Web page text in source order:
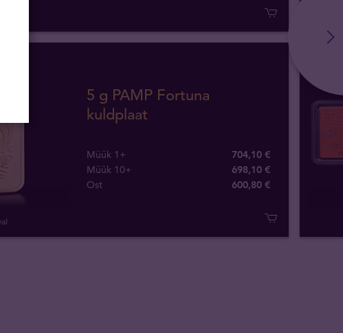
5 g PAMP Fortuna
kuldplaat
Müük 1+
704,10 €
Müük 10+
698,10 €
Ost
600,80 €